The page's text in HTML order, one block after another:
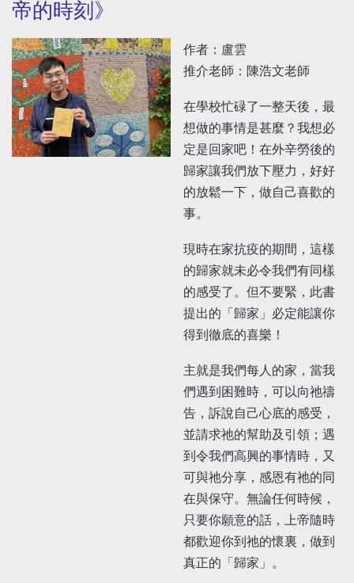
帝的時刻》
作者：盧雲
推介老師：陳浩文老師
在學校忙碌了一整天後，最
想做的事情是甚麼？我想必
定是回家吧！在外辛勞後的
歸家讓我們放下壓力，好好
的放鬆一下，做自己喜歡的
事。
現時在家抗疫的期間，這樣
的歸家就未必令我們有同樣
的感受了。但不要緊，此書
提出的「歸家」必定能讓你
得到徹底的喜樂！
主就是我們每人的家，當我
們遇到困難時，可以向祂禱
告，訴說自己心底的感受，
並請求祂的幫助及引領；遇
到令我們高興的事情時，又
可與祂分享，感恩有祂的同
在與保守。無論任何時候，
只要你願意的話，上帝隨時
都歡迎你到祂的懷裏，做到
真正的「歸家」。